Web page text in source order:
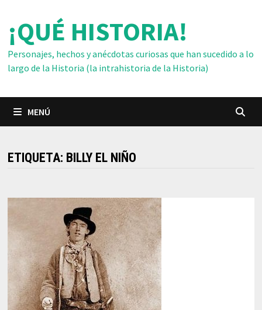
contenido
¡QUÉ HISTORIA!
Personajes, hechos y anécdotas curiosas que han sucedido a lo
largo de la Historia (la intrahistoria de la Historia)
MENÚ
ETIQUETA: BILLY EL NIÑO